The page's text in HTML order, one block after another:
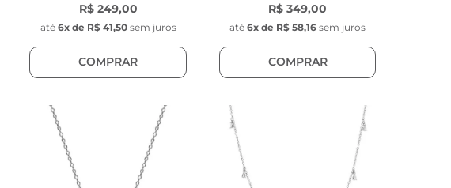
R$ 249,00
até 6x de R$ 41,50 sem juros
COMPRAR
R$ 349,00
até 6x de R$ 58,16 sem juros
COMPRAR